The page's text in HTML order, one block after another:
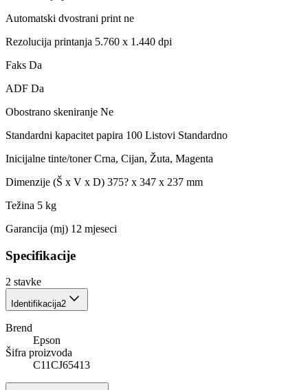
Automatski dvostrani print ne
Rezolucija printanja 5.760 x 1.440 dpi
Faks Da
ADF Da
Obostrano skeniranje Ne
Standardni kapacitet papira 100 Listovi Standardno
Inicijalne tinte/toner Crna, Cijan, Žuta, Magenta
Dimenzije (Š x V x D) 375? x 347 x 237 mm
Težina 5 kg
Garancija (mj) 12 mjeseci
Specifikacije
2 stavke
Identifikacija2
Brend
Epson
Šifra proizvoda
C11CJ65413